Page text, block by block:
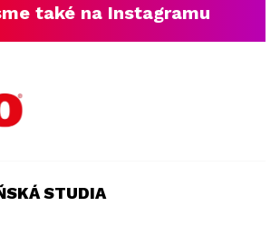
také na Instagramu
STUDIA